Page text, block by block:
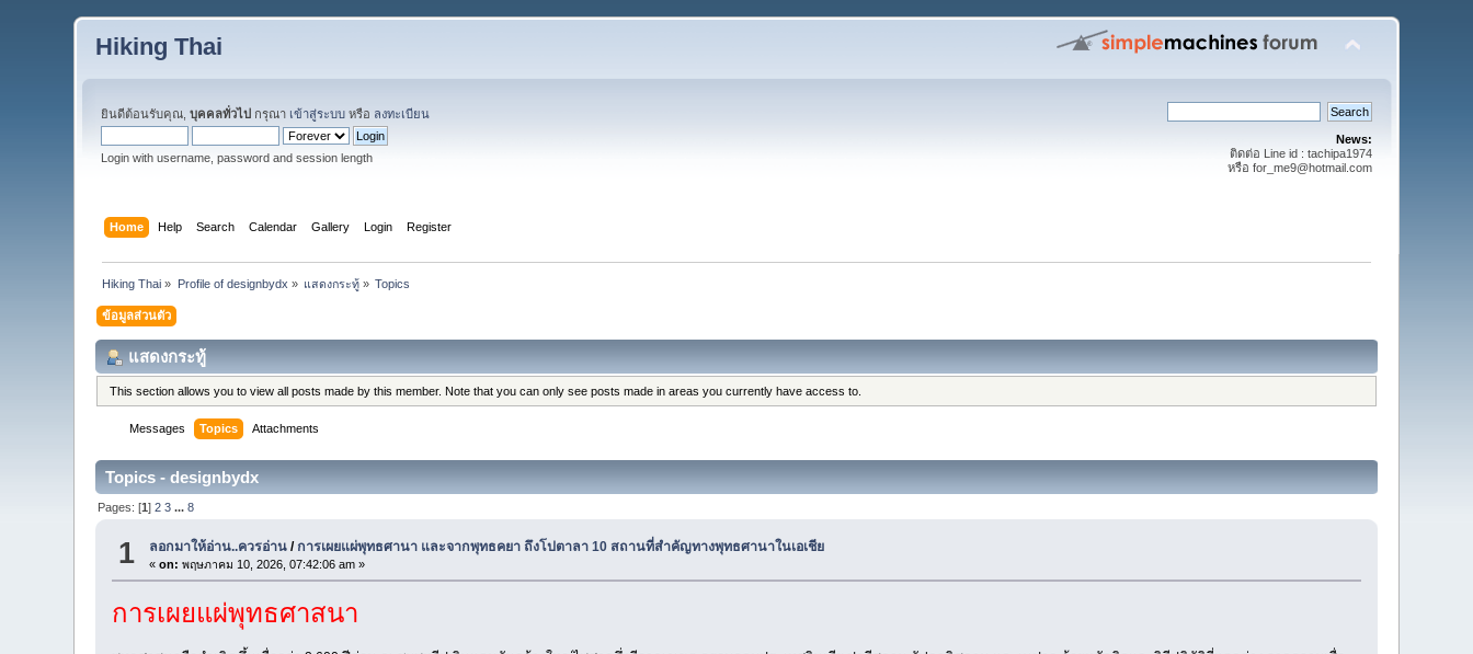
Hiking Thai
ยินดีต้อนรับคุณ,บุคคลทั่วไป กรุณา เข้าสู่ระบบ หรือ ลงทะเบียน
Login with username, password and session length
News:
ติดต่อ Line id : tachipa1974
หรือ for_me9@hotmail.com
Home Help Search Calendar Gallery Login Register
Hiking Thai » Profile of designbydx » แสดงกระทู้ » Topics
ข้อมูลส่วนตัว
แสดงกระทู้
This section allows you to view all posts made by this member. Note that you can only see posts made in areas you currently have access to.
Messages Topics Attachments
Topics - designbydx
Pages: [1]2 3 ...8
1 ลอกมาให้อ่าน..ควรอ่าน / การเผยแผ่พุทธศานา และจากพุทธคยา ถึงโปตาลา 10 สถานที่สำคัญทางพุทธศานาในเอเชีย
«on: พฤษภาคม 10, 2026, 07:42:06 am »
การเผยแผ่พุทธศาสนา